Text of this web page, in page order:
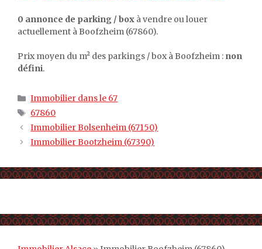
0 annonce de parking / box à vendre ou louer
actuellement à Boofzheim (67860).
Prix moyen du m² des parkings / box à Boofzheim : non
défini.
Catégories
Immobilier dans le 67
Étiquettes
67860
Immobilier Bolsenheim (67150)
Immobilier Bootzheim (67390)